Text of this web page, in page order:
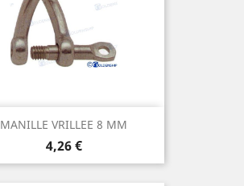
MANILLE VRILLEE 8 MM
Prix
4,26 €